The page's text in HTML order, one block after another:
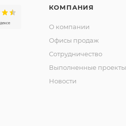
КОМПАНИЯ
О компании
Офисы продаж
Сотрудничество
Выполненные проекты
Новости